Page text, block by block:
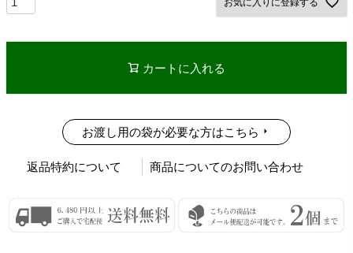
カートに入れる
お渡し用の袋が必要な方はこちら
返品特約について 商品についてのお問い合わせ